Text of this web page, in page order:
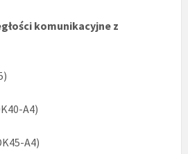
komunikacyjne z
A4)
A4)